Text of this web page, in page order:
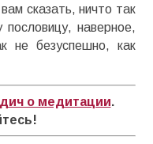
сказать, ничто так
наверное,
не безуспешно, как
о медитации.